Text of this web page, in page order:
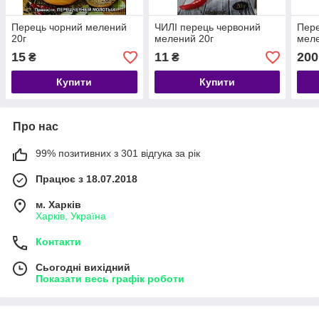
Перець чорний мелений
20г
15 ₴
Купити
ЧИЛІ перець червоний
мелений 20г
11₴
Купити
200
Про нас
99% позитивних з 301 відгука за рік
Працює з 18.07.2018
м. Харків
Харків, Україна
Контакти
Сьогодні вихідний
Показати весь графік роботи